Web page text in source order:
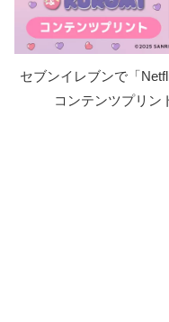
セブンイレブンで「
コンテンツプリン